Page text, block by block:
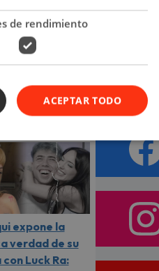
expone la
verdad de su
Luck Ra:
de rendimiento
ACEPTAR TODO